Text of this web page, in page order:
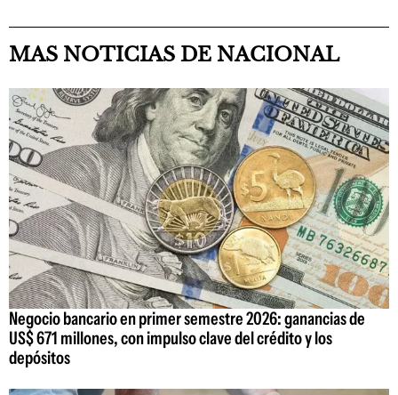
MAS NOTICIAS DE NACIONAL
Negocio bancario en primer semestre 2026: ganancias de
US$ 671 millones, con impulso clave del crédito y los
depósitos